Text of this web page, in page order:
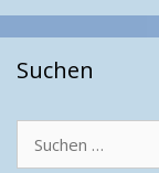
Suchen
nach: